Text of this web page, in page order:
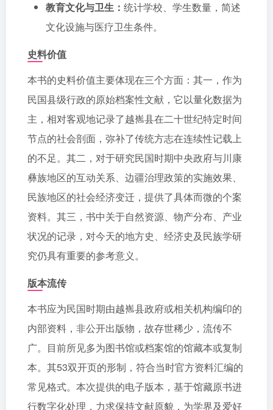
教育文化与卫生： 统计学校、学生数量，简述
文化设施与医疗卫生条件。
史料价值
本书的史料价值主要体现在三个方面：其一，作为
民国县级行政的原始档案性文献，它以量化数据为
主，相对客观地记录了越嶲县在二十世纪特定时间
节点的社会剖面，弥补了传统方志在连续性记载上
的不足。其二，对于研究民国时期中央政府与川康
彝族地区的互动关系、边疆治理政策的实施效果、
民族地区的社会经济变迁，提供了具体而微的个案
资料。其三，书中关于自然资源、物产分布、产业
状况的记录，对今天的地方史、经济史及民族学研
究仍具有重要的参考意义。
版本流传
本书应为民国时期由越嶲县政府或相关机构编印的
内部资料，非公开出版物，故存世稀少，流传不
广。目前所见多为图书馆或档案馆的馆藏本或复制
本。其53双开页的形制，符合当时官方资料汇编的
常见格式。本次提供的电子版本，基于馆藏原书进
行数字化处理，力求保持文献原貌，为学界及爱好